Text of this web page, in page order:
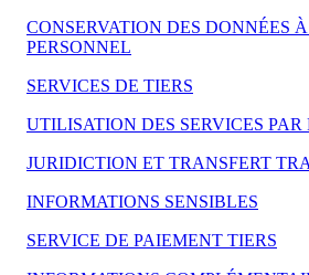
CONSERVATION DES DONNÉES
PERSONNEL
SERVICES DE TIERS
UTILISATION DES SERVICES PAR
JURIDICTION ET TRANSFERT
INFORMATIONS SENSIBLES
SERVICE DE PAIEMENT TIERS